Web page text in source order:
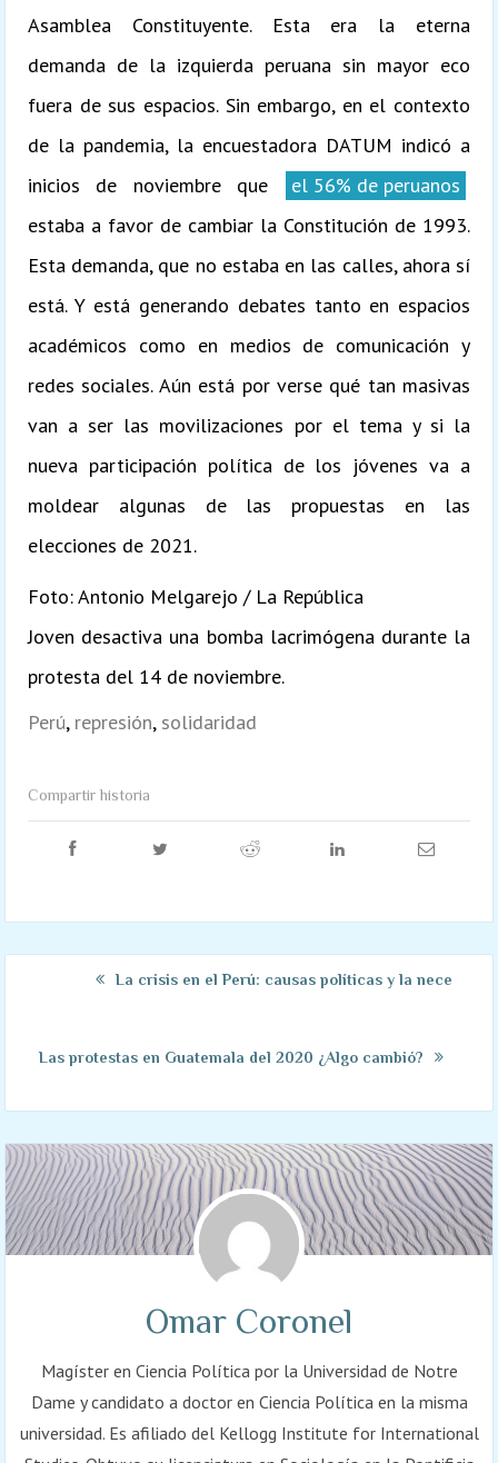
Asamblea Constituyente. Esta era la eterna
demanda de la izquierda peruana sin mayor eco
fuera de sus espacios. Sin embargo, en el contexto
de la pandemia, la encuestadora DATUM indicó a
inicios de noviembre que
el 56% de peruanos
estaba a favor de cambiar la Constitución de 1993.
Esta demanda, que no estaba en las calles, ahora sí
está. Y está generando debates tanto en espacios
académicos como en medios de comunicación y
redes sociales. Aún está por verse qué tan masivas
van a ser las movilizaciones por el tema y si la
nueva participación política de los jóvenes va a
moldear algunas de las propuestas en las
elecciones de 2021.
Foto: Antonio Melgarejo / La República
Joven desactiva una bomba lacrimógena durante la
protesta del 14 de noviembre.
Perú, represión, solidaridad
Compartir historia
La crisis en el Perú: causas políticas y la necesaria
Las protestas en Guatemala del 2020 ¿Algo cambió?
Omar Coronel
Magíster en Ciencia Política por la Universidad de Notre
Dame y candidato a doctor en Ciencia Política en la misma
universidad. Es afiliado del Kellogg Institute for International